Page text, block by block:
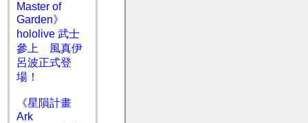
Master of
Garden》
hololive 武士
參上 風真伊
呂波正式登
場！
《星隕計畫
Ark